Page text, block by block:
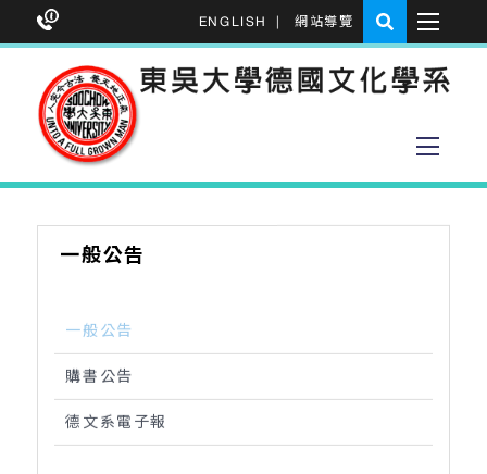
ENGLISH 網站導覽
一般公告
一般公告
購書公告
德文系電子報